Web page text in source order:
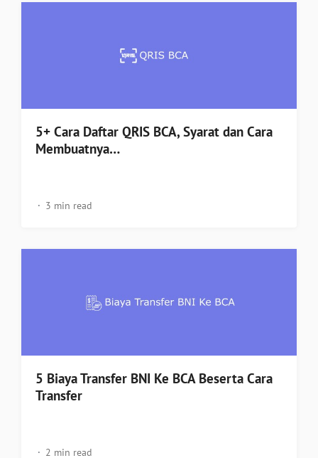
5+ Cara Daftar QRIS BCA, Syarat dan Cara
Membuatnya…
3 min read
5 Biaya Transfer BNI Ke BCA Beserta Cara
Transfer
2 min read